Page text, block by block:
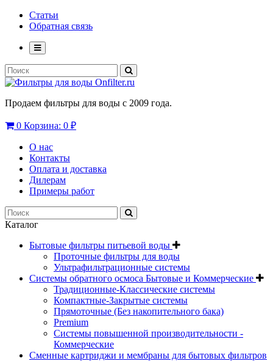
Статьи
Обратная связь
Продаем фильтры для воды с 2009 года.
0 Корзина: 0 ₽
О нас
Контакты
Оплата и доставка
Дилерам
Примеры работ
Каталог
Бытовые фильтры питьевой воды
Проточные фильтры для воды
Ультрафильтрационные системы
Системы обратного осмоса Бытовые и Коммерческие
Традиционные-Классические системы
Компактные-Закрытые системы
Прямоточные (Без накопительного бака)
Premium
Системы повышенной производительности -
Коммерческие
Сменные картриджи и мембраны для бытовых фильтров